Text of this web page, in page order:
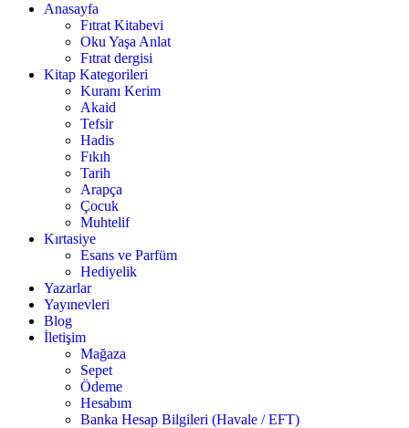
Anasayfa
Fıtrat Kitabevi
Oku Yaşa Anlat
Fıtrat dergisi
Kitap Kategorileri
Kuranı Kerim
Akaid
Tefsir
Hadis
Fıkıh
Tarih
Arapça
Çocuk
Muhtelif
Kırtasiye
Esans ve Parfüm
Hediyelik
Yazarlar
Yayınevleri
Blog
İletişim
Mağaza
Sepet
Ödeme
Hesabım
Banka Hesap Bilgileri (Havale / EFT)